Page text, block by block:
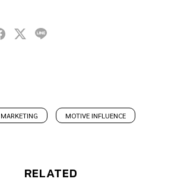
MARKETING MOTIVE INFLUENCE
RELATED